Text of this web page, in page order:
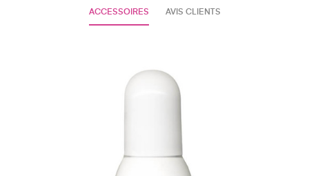
ACCESSOIRES AVIS CLIENTS